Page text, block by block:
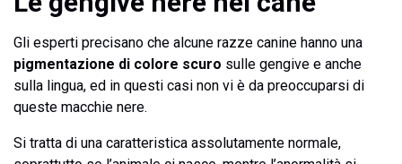
Gli esperti precisano che alcune razze canine hanno una
pigmentazione di colore scuro sulle gengive e anche
sulla lingua, ed in questi casi non vi è da preoccuparsi di
queste macchie nere.
Si tratta di una caratteristica assolutamente normale,